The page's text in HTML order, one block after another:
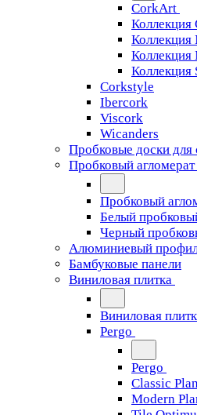
CorkArt
Коллекция
Коллекция
Коллекция
Коллекция
Corkstyle
Ibercork
Viscork
Wicanders
Пробковые доски для
Пробковый агломерат
Пробковый
Белый
Черный
Алюминиевый
Бамбуковые панели
Виниловая плитка
Виниловая
Pergo
Pergo
Classic
Modern